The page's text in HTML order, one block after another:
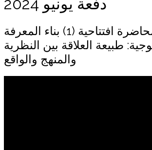
دفعة يونيو 2024
محاضرة افتتاحية (1) بناء المعرفة
طبيعة العلاقة بين النظرية
والمنهج والواقع